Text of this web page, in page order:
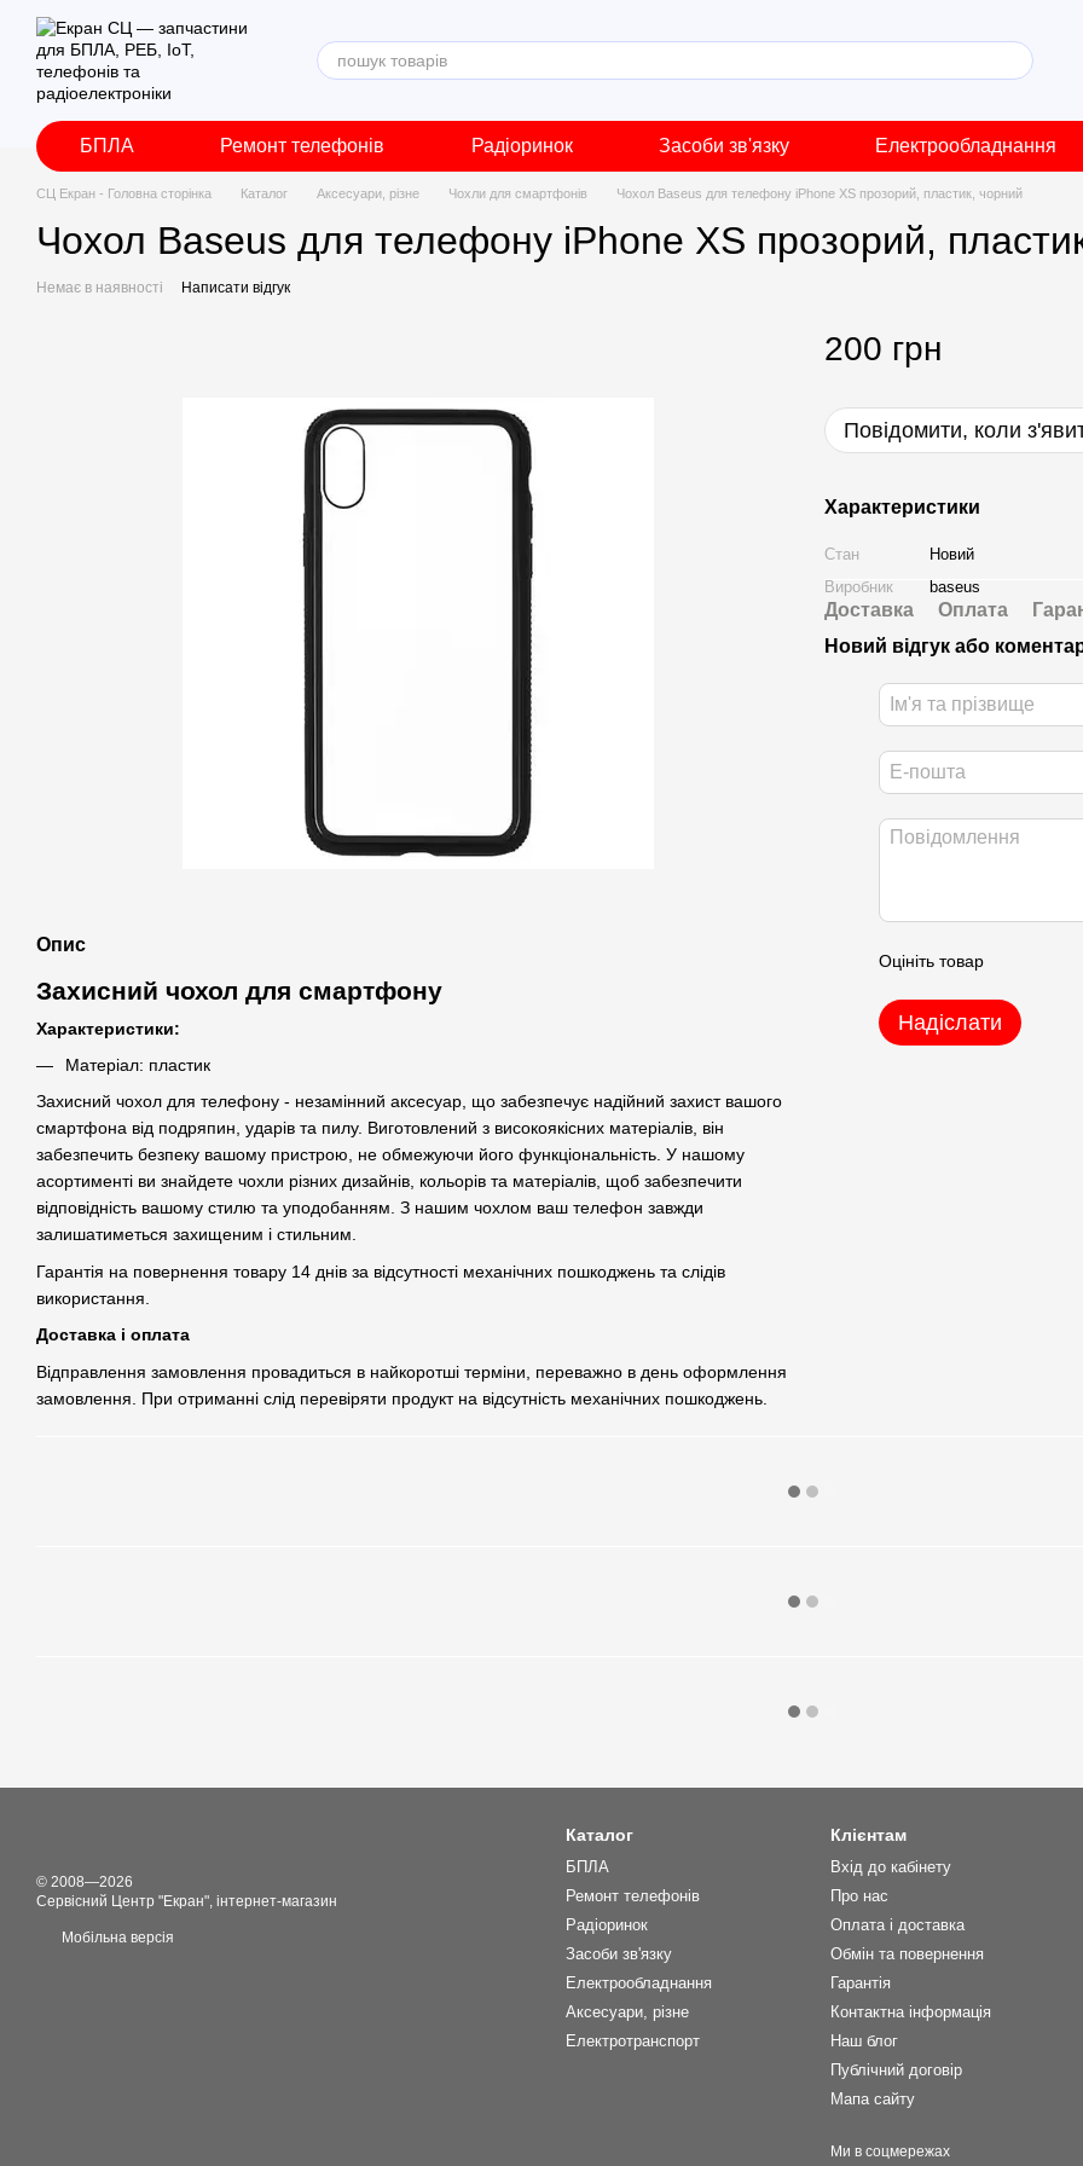
Перейти до основного контенту
БПЛА Ремонт телефонів Радіоринок Засоби зв'язку Електрообладнання
СЦ Екран - Головна сторінка Каталог Аксесуари, різне Чохли для смартфонів Чохол Baseus для телефону iPhone XS прозорий, пластик, чорний
Чохол Baseus для телефону iPhone XS прозорий,
Немає в наявності Написати відгук
Опис
Захисний чохол для смартфону
Характеристики:
Матеріал: пластик
Захисний чохол для телефону - незамінний аксесуар, що забезпечує надійний захист вашого
смартфона від подряпин, ударів та пилу. Виготовлений з високоякісних матеріалів, він
забезпечить безпеку вашому пристрою, не обмежуючи його функціональність. У нашому
асортименті ви знайдете чохли різних дизайнів, кольорів та матеріалів, щоб забезпечити
відповідність вашому стилю та уподобанням. З нашим чохлом ваш телефон завжди
залишатиметься захищеним і стильним.
Гарантія на повернення товару 14 днів за відсутності механічних пошкоджень та слідів
використання.
Доставка і оплата
Відправлення замовлення провадиться в найкоротші терміни, переважно в день оформлення
замовлення. При отриманні слід перевіряти продукт на відсутність механічних пошкоджень.
200 грн
Повідомити, коли
Характеристики
Стан
Новий
Виробник
baseus
Доставка Оплата
Новий відгук або
Оцініть товар
Надіслати
© 2008—2026
Сервісний Центр "Екран", інтернет-магазин
Мобільна версія
Каталог
БПЛА
Ремонт телефонів
Радіоринок
Засоби зв'язку
Електрообладнання
Аксесуари, різне
Електротранспорт
Клієнтам
Вхід до кабінету
Про нас
Оплата і доставка
Обмін та повернення
Гарантія
Контактна інформація
Наш блог
Публічний договір
Мапа сайту
Ми в соцмережах